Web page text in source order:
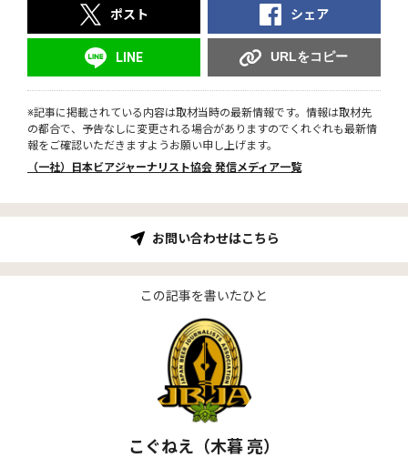
ポスト シェア
LINE URLをコピー
※記事に掲載されている内容は取材当時の最新情報です。情報は取材先
の都合で、予告なしに変更される場合がありますのでくれぐれも最新情
報をご確認いただきますようお願い申し上げます。
（一社）日本ビアジャーナリスト協会 発信メディア一覧
お問い合わせはこちら
この記事を書いたひと
こぐねえ（木暮 亮）